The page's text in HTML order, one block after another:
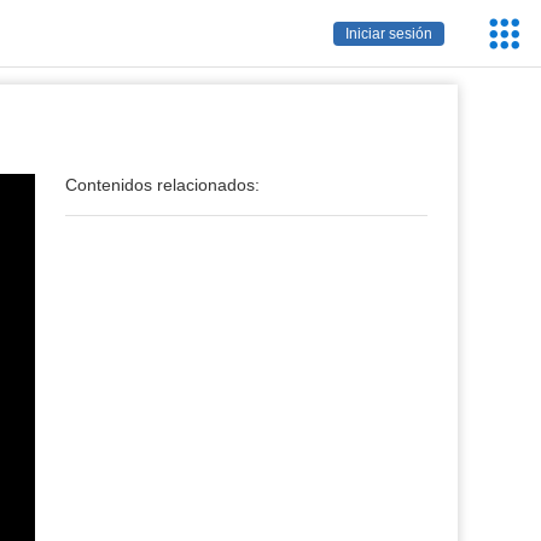
Iniciar sesión
Contenidos relacionados: